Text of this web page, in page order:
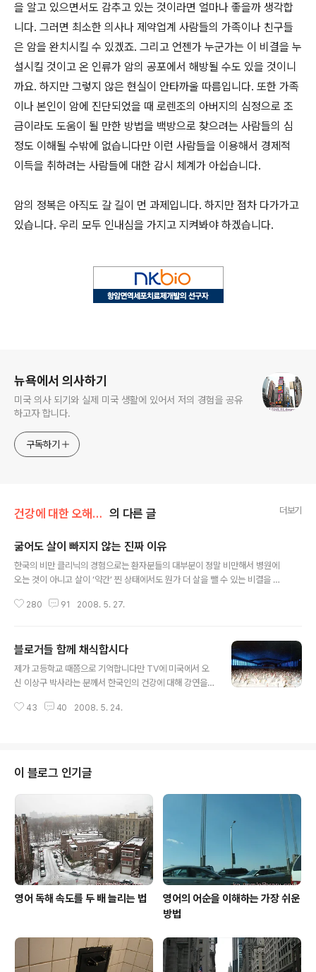
을 알고 있으면서도 감추고 있는 것이라면 얼마나 좋을까 생각합
니다. 그러면 최소한 의사나 제약업계 사람들의 가족이나 친구들
은 암을 완치시킬 수 있겠죠. 그리고 언젠가 누군가는 이 비결을 누
설시킬 것이고 온 인류가 암의 공포에서 해방될 수도 있을 것이니
까요. 하지만 그렇지 않은 현실이 안타까울 따름입니다. 또한 가족
이나 본인이 암에 진단되었을 때 로렌조의 아버지의 심정으로 조
금이라도 도움이 될 만한 방법을 백방으로 찾으려는 사람들의 심
정도 이해될 수밖에 없습니다만 이런 사람들을 이용해서 경제적
이득을 취하려는 사람들에 대한 감시 체계가 아쉽습니다.
암의 정복은 아직도 갈 길이 먼 과제입니다. 하지만 점차 다가가고
있습니다. 우리 모두 인내심을 가지고 지켜봐야 하겠습니다.
뉴욕에서 의사하기
미국 의사 되기와 실제 미국 생활에 있어서 저의 경험을 공유
하고자 합니다.
구독하기
건강에 대한 오해와 진실 의 다른 글 더보기
굶어도 살이 빠지지 않는 진짜 이유
한국의 비만 클리닉의 경험으로는 환자분들의 대부분이 정말 비만해서 병원에
오는 것이 아니고 살이 ‘약간’ 찐 상태에서도 뭔가 더 살을 뺄 수 있는 비결을 찾
말 ‘환자’이더군요. 비만에도 급이 있습니다. 체질량지수를 이용해서 비만도를
자를 많이 보기 때문에 비만 환자를 대충이라도 분류해야 할 필요를 느낍니다.
그런데 환자를 분류할 때 의학적으로 체질량 지수를 계산하는 것보다도 가장 쉽
게 와 닿는 것이 바로 무식하게 그냥 몸무게를 말하는 것입니다. 정말 거대한 미
280 91 2008. 5. 27.
블로거들 함께 채식합시다
제가 고등학교 때쯤으로 기억합니다만 TV에 미국에서 오
신 이상구 박사라는 분께서 한국인의 건강에 대해 강연을
공자 강의했던 것처럼 여러 차례에 걸쳐서 건강에 관해 강
가 참 신기합니다. 이상구 박사의 건강법에 대한 추억 그런
데 의외로 이 프로그램이 상당히 인기를 끌어서 당시에 이
상구 박사의 건강법에 관한 신드롬이 일어났는데 건강법의
핵심은-지금 확실히 기억나는 것으로는-육식보다는 채식
이 좋다는 것이었습니다. 이에 영향을 받으신 우리 어머니
께서도 채식이 몸이 좋다며 안그래도 채식이 너무 ..
43 40 2008. 5. 24.
이 블로그 인기글
영어 독해 속도를 두 배 늘리는 법
영어의 어순을 이해하는 가장 쉬운
방법